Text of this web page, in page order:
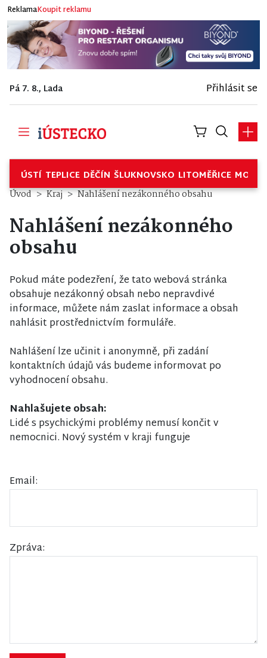
ReklamaKoupit reklamu
Pá 7. 8., Lada Přihlásit se
ÚSTÍ TEPLICE DĚČÍN ŠLUKNOVSKO LITOMĚŘICE
Úvod Kraj Nahlášení nezákonného obsahu
Nahlášení nezákonného
obsahu
Pokud máte podezření, že tato webová stránka
obsahuje nezákonný obsah nebo nepravdivé
informace, můžete nám zaslat informace a obsah
nahlásit prostřednictvím formuláře.
Nahlášení lze učinit i anonymně, při zadání
kontaktních údajů vás budeme informovat po
vyhodnocení obsahu.
Nahlašujete obsah:
Lidé s psychickými problémy nemusí končit v
nemocnici. Nový systém v kraji funguje
Email:
Zpráva: